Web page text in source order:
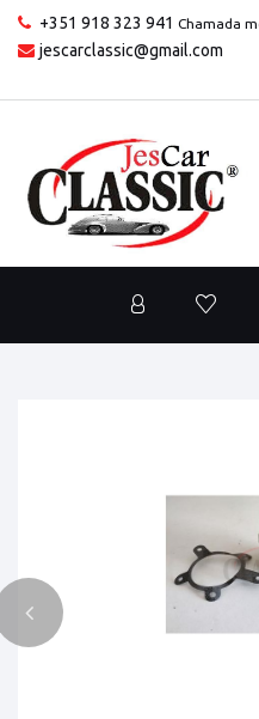
+351 918 323 941 Chamada
jescarclassic@gmail.com